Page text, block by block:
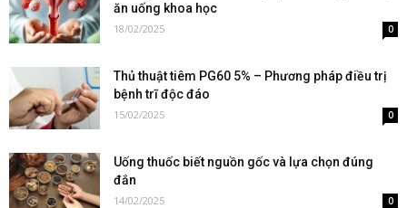
ăn uống khoa học
18/02/2025 0
Thủ thuật tiêm PG60 5% – Phương pháp điều trị
bệnh trĩ độc đáo
15/02/2025 0
Uống thuốc biết nguồn gốc và lựa chọn đúng
đắn
14/02/2025 0